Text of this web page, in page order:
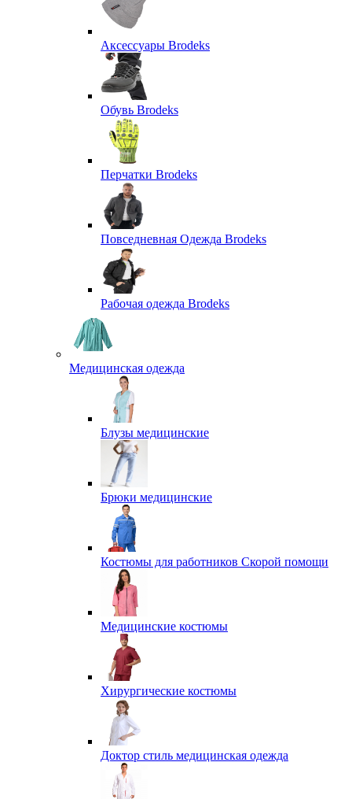
Аксессуары Brodeks
Обувь Brodeks
Перчатки Brodeks
Повседневная Одежда Brodeks
Рабочая одежда Brodeks
Медицинская одежда
Блузы медицинские
Брюки медицинские
Костюмы для работников Скорой помощи
Медицинские костюмы
Хирургические костюмы
Доктор стиль медицинская одежда